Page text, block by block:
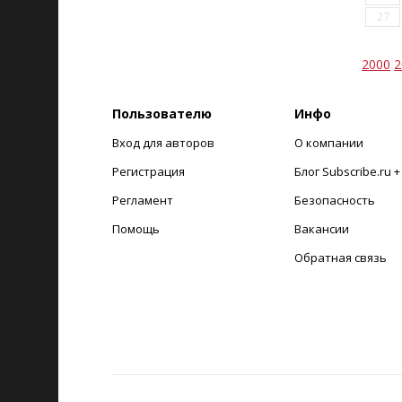
27
2000
Пользователю
Вход для авторов
Регистрация
Регламент
Помощь
Инфо
О компании
Блог Subscribe.ru +
Безопасность
Вакансии
Обратная связь